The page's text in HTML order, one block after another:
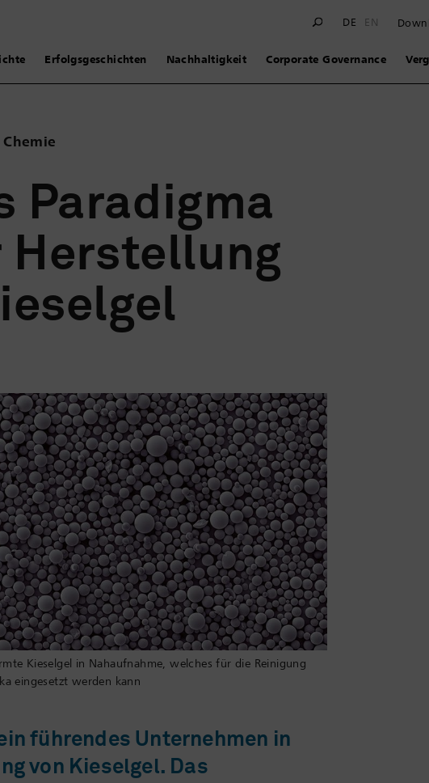
DE EN
Erfolgsgeschichten Nachhaltigkeit Corporate Governance
Paradigma
Herstellung
Kieselgel in Nahaufnahme, welches für die Reinigung
eingesetzt werden kann
führendes Unternehmen in
von Kieselgel. Das